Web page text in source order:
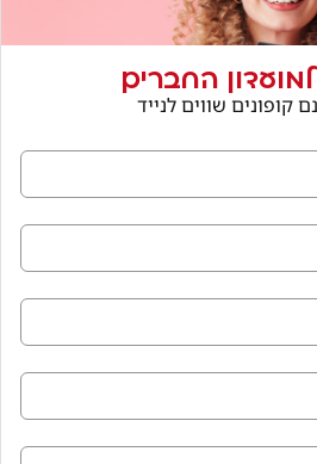
בתחום
החברים
קופונים שווים לנייד